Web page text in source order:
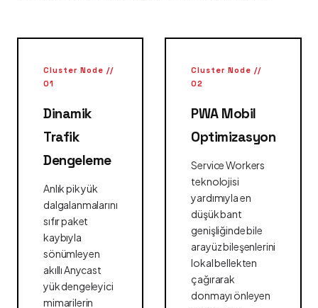
Cluster Node //
01
Dinamik
Trafik
Dengeleme
Anlık pik yük
dalgalanmalarını
sıfır paket
kaybıyla
sönümleyen
akıllı Anycast
yük dengeleyici
mimarilerin
Cluster Node //
02
PWA Mobil
Optimizasyon
Service Workers
teknolojisi
yardımıyla en
düşük bant
genişliğinde bile
arayüz bileşenlerini
lokal bellekten
çağırarak
donmayı önleyen